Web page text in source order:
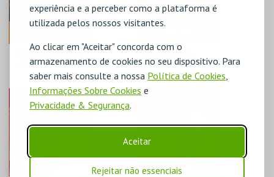
experiência e a perceber como a plataforma é
utilizada pelos nossos visitantes.
Ao clicar em "Aceitar" concorda com o
armazenamento de cookies no seu dispositivo. Para
saber mais consulte a nossa Política de Cookies
Informações Sobre Cookies e
Privacidade & Segurança.
Aceitar
Rejeitar não essenciais
COMPRAR COMPRAR
LOUISE | NOVO
SHOW
TAGV
COMPRAR
AGNÈS
TAGV
COMPRAR